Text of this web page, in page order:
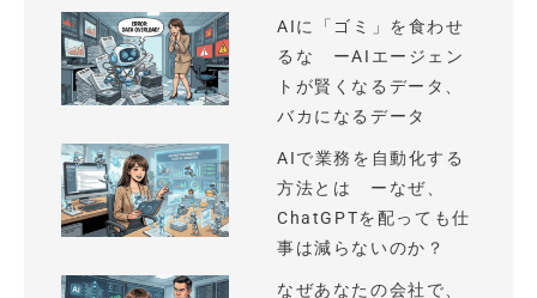
AIに「ゴミ」を食わせ
るな ーAIエージェン
トが賢くなるデータ、
バカになるデータ
AIで業務を自動化する
方法とは ーなぜ、
ChatGPTを配っても仕
事は減らないのか？
なぜあなたの会社で、